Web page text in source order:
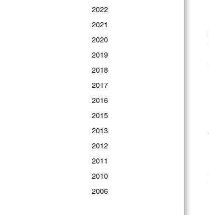
2022
2021
2020
2019
2018
2017
2016
2015
2013
2012
2011
2010
2006